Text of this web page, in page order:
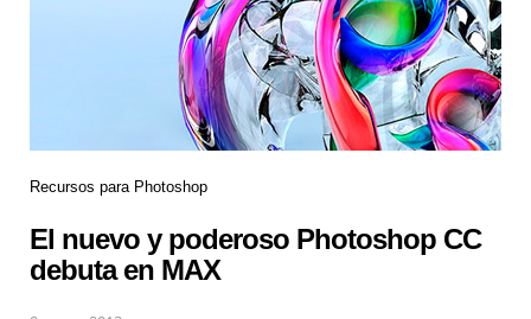
Recursos para Photoshop
El nuevo y poderoso Photoshop CC
debuta en MAX